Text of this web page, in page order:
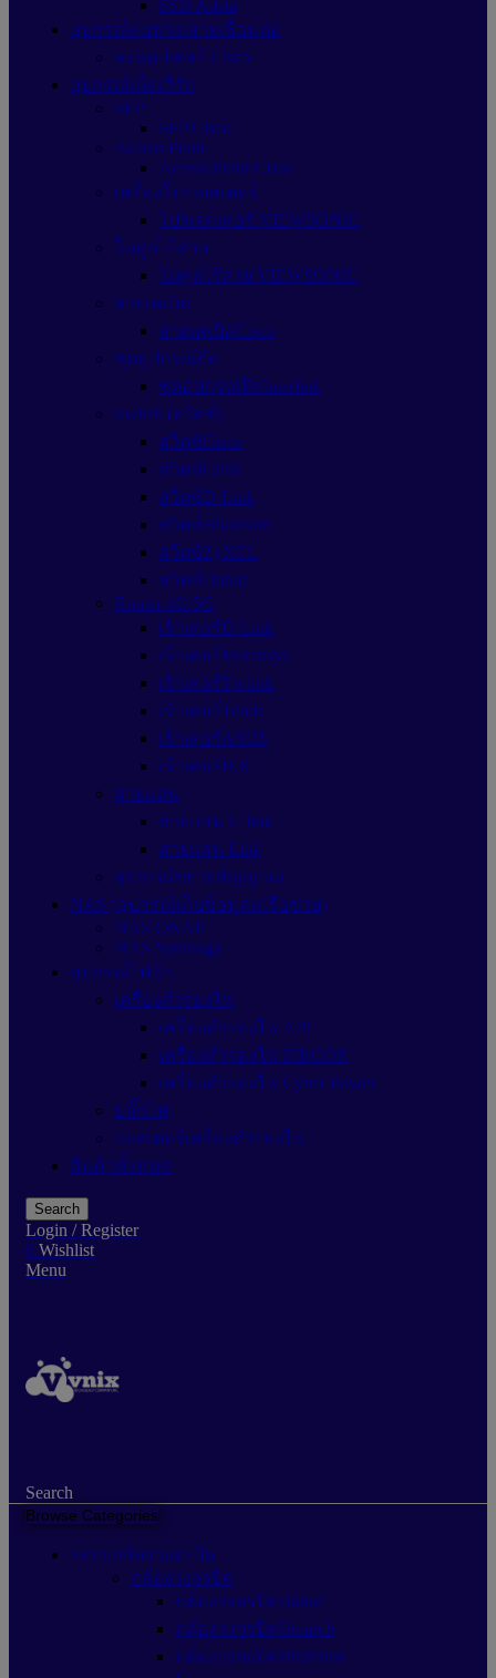
SSD Adata
อุปกรณ์ต่อพ่วง/สายเชื่อมต่อ
อะแดปเตอร์ Cisco
อุปกรณ์เน็ตเวิร์ก
SFP
SFP Cisco
Access Point
Access Point Cisco
เครื่องโปรเจคเตอร์
โปรเจคเตอร์ VIEWSONIC
โมดูลไร้สาย
โมดูลไร้สาย VIEWSONIC
สายเคเบิล
สายเคเบิลCisco
ชุดอุปกรณ์ยึด
ชุดอุปกรณ์ยึดInterlink
Switch (สวิตช์)
สวิตช์Cisco
สวิตช์Glink
สวิตซ์D-Link
สวิตซ์Hikvision
สวิตซ์ZyXEL
สวิตซ์Dahua
Router 4G/5G
เร้าเตอร์D-Link
เร้าเตอร์Mercusys
เร้าเตอร์Tp-link
เร้าเตอร์Tenda
เร้าเตอร์ASUS
เร้าเตอร์H3C
สายแลน
สายแลน G link
สายแลน Link
อุปกรณ์ขยายสัญญาณ
NAS (อุปกรณ์เก็บข้อมูลเครือข่าย)
NAS QNAP
NAS Synology
อุปกรณ์ไฟฟ้า
เครื่องสำรองไฟ
เครื่องสำรองไฟ APC
เครื่องสำรองไฟ ZIRCON
เครื่องสำรองไฟ Cyber Power
ปลั๊กไฟ
แบตเตอรี่เครื่องสำรองไฟ
สินค้าทั้งหมด
Search
Login / Register
0 Wishlist
Menu
Search
Browse Categories
ระบบกล้องวงจรปิด
กล้องวงจรปิด
กล้องวงจรปิดDahua
กล้องวงจรปิดUniarch
กล้องวงจรปิดHikvision